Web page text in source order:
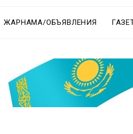
ЖАРНАМА/ОБЪЯВЛЕНИЯ